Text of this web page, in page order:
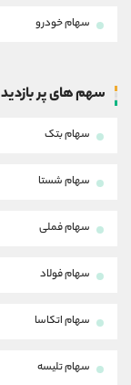
سهام خودرو
سهم های پر بازدید
سهام بتک
سهام شستا
سهام فملی
سهام فولاد
سهام اتکاسا
سهام تلیسه